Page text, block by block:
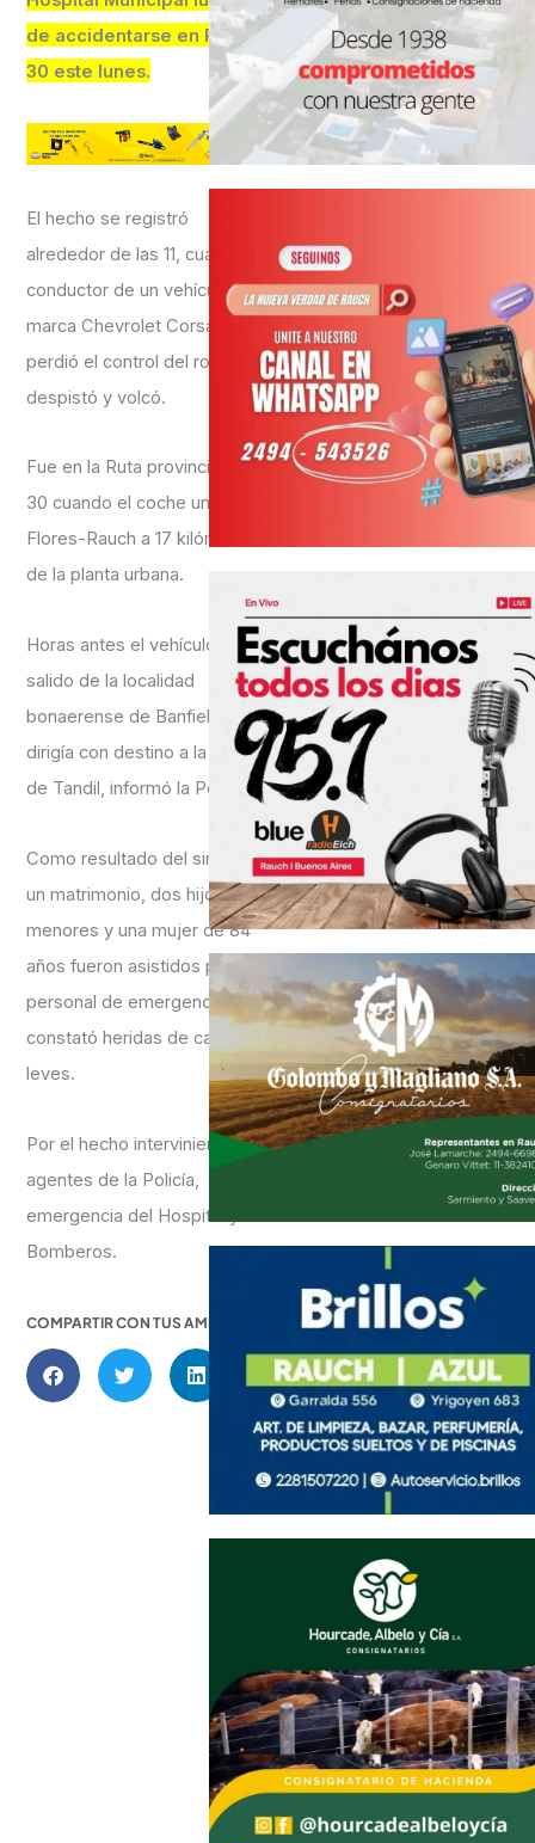
de accidentarse en Ruta
30 este lunes.
El hecho se registró
alrededor de las 11, cuando el
conductor de un vehículo
marca Chevrolet Corsa
perdió el control del rodado,
despistó y volcó.
Fue en la Ruta provincial Nro.
30 cuando el coche unía Las
Flores-Rauch a 17 kilómetros
de la planta urbana.
Horas antes el vehículo había
salido de la localidad
bonaerense de Banfield y se
dirigía con destino a la ciudad
de Tandil, informó la Policía.
Como resultado del siniestro,
un matrimonio, dos hijos
menores y una mujer de 84
años fueron asistidos por
personal de emergencias. Se
constató heridas de carácter
leves.
Por el hecho intervinieron
agentes de la Policía,
emergencia del Hospital y
Bomberos.
COMPARTIR CON TUS AMIGOS